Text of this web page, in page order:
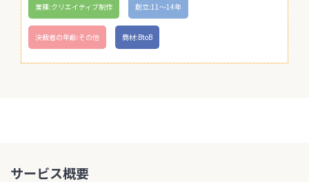
業種:クリエイティブ制作 創立:11〜14年
決裁者の年齢:その他 商材:BtoB
サービス概要